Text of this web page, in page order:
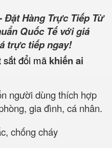
Đặt Hàng Trực Tiếp Từ
Quốc Tế với giá
trực tiếp ngay!
sắt đổi mã khiến ai
người dùng thích hợp
gia đình, cá nhân.
chống cháy